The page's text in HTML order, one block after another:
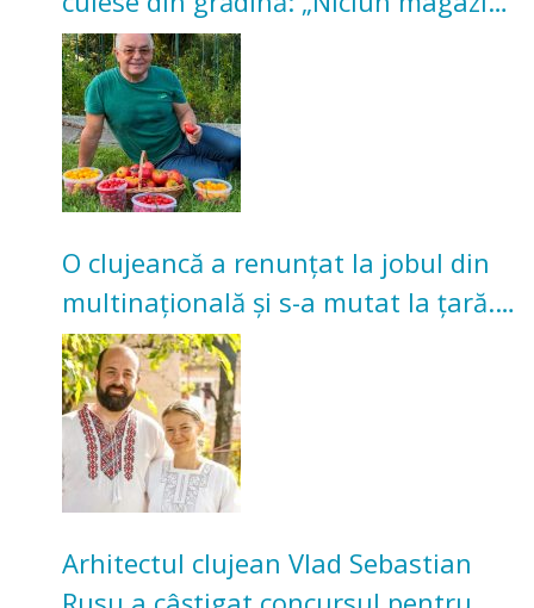
nu poate oferi această satisfacție”
O clujeancă a renunțat la jobul din
multinațională și s-a mutat la țară.
Acum cultivă legume în grădina
bunicilor
Arhitectul clujean Vlad Sebastian